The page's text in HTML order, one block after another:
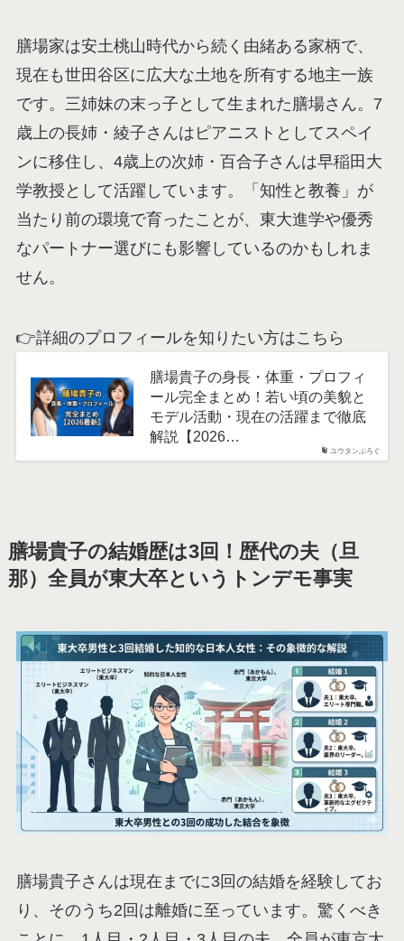
膳場家は安土桃山時代から続く由緒ある家柄で、
現在も世田谷区に広大な土地を所有する地主一族
です。三姉妹の末っ子として生まれた膳場さん。7
歳上の長姉・綾子さんはピアニストとしてスペイ
ンに移住し、4歳上の次姉・百合子さんは早稲田大
学教授として活躍しています。「知性と教養」が
当たり前の環境で育ったことが、東大進学や優秀
なパートナー選びにも影響しているのかもしれま
せん。
👉詳細のプロフィールを知りたい方はこちら
ユウタンぶろぐ
膳場貴子の身長・体重・プロフィ
ール完全まとめ！若い頃の美貌と
モデル活動・現在の活躍まで徹底
解説【2026…
膳場貴子の結婚歴は3回！歴代の夫（旦
那）全員が東大卒というトンデモ事実
膳場貴子さんは現在までに3回の結婚を経験してお
り、そのうち2回は離婚に至っています。驚くべき